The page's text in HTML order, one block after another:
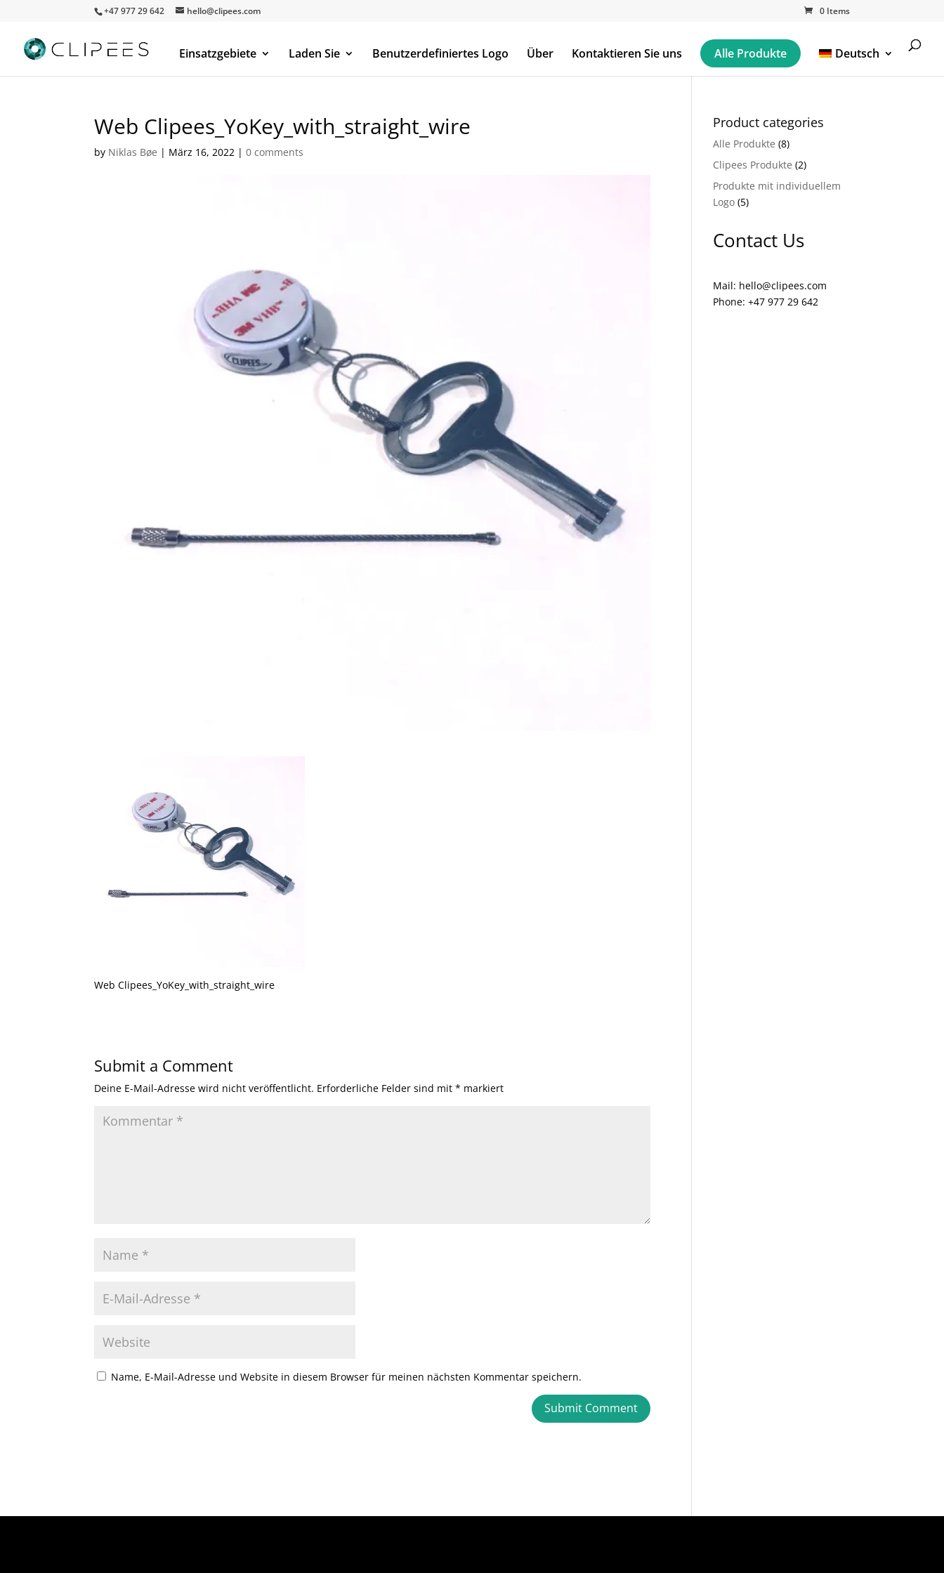
+47 977 29 642 hello@clipees.com 0 Items
Einsatzgebiete Laden Sie Benutzerdefiniertes Logo Über Kontaktieren Sie uns Alle Produkte Deutsch
Web Clipees_YoKey_with_straight_wire
by Niklas Bøe | März 16, 2022 |0 comments
Web Clipees_YoKey_with_straight_wire
Submit a Comment
Deine E-Mail-Adresse wird nicht veröffentlicht. Erforderliche Felder sind mit* markiert
Name, E-Mail-Adresse und Website in diesem Browser für meinen nächsten Kommentar speichern.
Product categories
Alle Produkte (8)
Clipees Produkte (2)
Produkte mit individuellem
Logo (5)
Contact Us
Mail: hello@clipees.com
Phone: +47 977 29 642